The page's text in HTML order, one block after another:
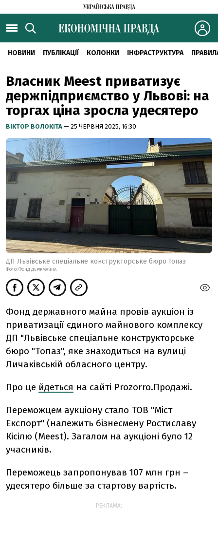
НОВИНИ ПУБЛІКАЦІЇ КОЛОНКИ ІНФРАСТРУКТУРА
Власник Meest приватизує
держпідприємство у Львові: на
торгах ціна зросла удесятеро
ВІКТОР ВОЛОКІТА — 25 ЧЕРВНЯ 2025, 16:30
ДП Львівське спеціальне конструкторське бюро Топаз
ФОТО: ФОНД ДЕРЖМАЙНА
Фонд державного майна провів аукціон із
приватизації єдиного майнового комплексу
ДП "Львівське спеціальне конструкторське
бюро "Топаз", яке знаходиться на вулиці
Личаківській обласного центру.
Про це йдеться на сайті Prozorro.Продажі.
Переможцем аукціону стало ТОВ "Міст
Експорт" (належить бізнесмену Ростиславу
Кісілю (Meest). Загалом на аукціоні було 12
учасників.
Переможець запропонував 107 млн грн –
удесятеро більше за стартову вартість.
РЕКЛАМА: